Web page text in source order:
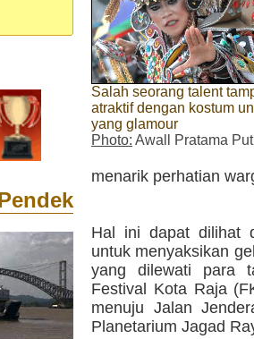
Salah seorang talent
atraktif dengan kostum
yang glamour
Photo: Awall Pratama
menarik perhatian
Hal ini dapat dilihat
untuk menyaksikan
yang dilewati para
Festival Kota Raja
menuju Jalan
Planetarium Jagad